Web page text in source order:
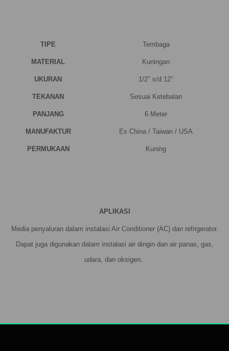
TIPE Tembaga
MATERIAL Kuningan
UKURAN 1/2″ s/d 12″
TEKANAN Sesuai Ketebalan
PANJANG 6 Meter
MANUFAKTUR Ex China / Taiwan / USA
PERMUKAAN Kuning
APLIKASI
Media penyaluran dalam instalasi Air Conditioner (AC) dan refrigerator.
Dapat juga digunakan dalam instalasi air dingin dan air panas, gas,
udara, dan oksigen.